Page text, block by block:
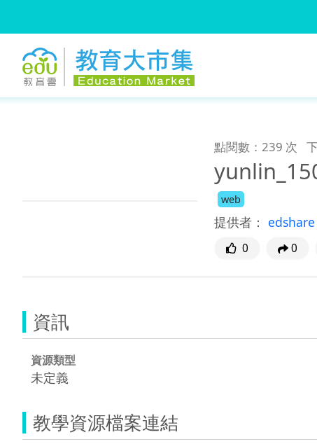
點閱數：239 次
web
提供者： edshare
0 0
資訊
資源類型
未定義
教學資源檔案連結